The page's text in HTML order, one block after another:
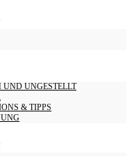
UND UNGESTELLT
& TIPPS